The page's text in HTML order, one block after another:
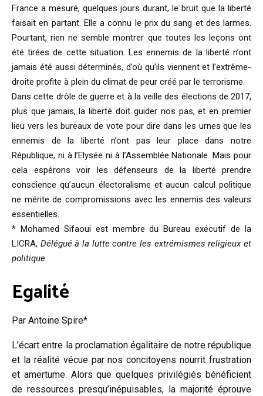
France a mesuré, quelques jours durant, le bruit que la liberté
faisait en partant. Elle a connu le prix du sang et des larmes.
Pourtant, rien ne semble montrer que toutes les leçons ont
été tirées de cette situation. Les ennemis de la liberté n’ont
jamais été aussi déterminés, d’où qu’ils viennent et l’extrême-
droite profite à plein du climat de peur créé par le terrorisme.
Dans cette drôle de guerre et à la veille des élections de 2017,
plus que jamais, la liberté doit guider nos pas, et en premier
lieu vers les bureaux de vote pour dire dans les urnes que les
ennemis de la liberté n’ont pas leur place dans notre
République, ni à l’Elysée ni à l’Assemblée Nationale. Mais pour
cela espérons voir les défenseurs de la liberté prendre
conscience qu’aucun électoralisme et aucun calcul politique
ne mérite de compromissions avec les ennemis des valeurs
essentielles.
* Mohamed Sifaoui est membre du Bureau exécutif de la
LICRA, Délégué à la lutte contre les extrémismes religieux et
politique
Egalité
Par Antoine Spire*
L’écart entre la proclamation égalitaire de notre république
et la réalité vécue par nos concitoyens nourrit frustration
et amertume. Alors que quelques privilégiés bénéficient
de ressources presqu’inépuisables, la majorité éprouve